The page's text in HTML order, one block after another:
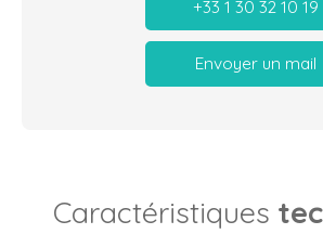
+33 1 30 32 10 19
Envoyer un mail
Caractéristiques